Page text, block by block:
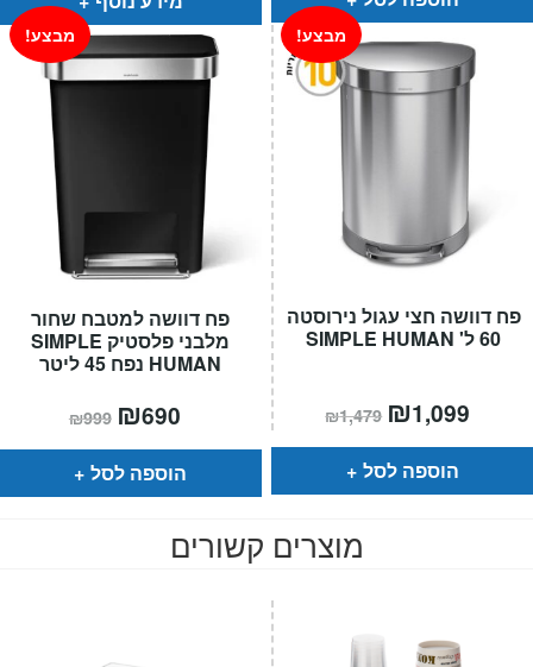
פח דוושה למטבח שחור
מלבני פלסטיק SIMPLE
HUMAN נפח 45 ליטר
מבצע!
₪999 המחיר
המקורי
היה:
₪999.
₪690
הוא:
הוספה לסל
פח דוושה חצי עגול נירוסטה
60 ל' SIMPLE HUMAN
מבצע!
₪1,479 המחיר
המקורי
היה:
₪1,479.
₪1,099
הוא:
הוספה לסל
מוצרים קשורים